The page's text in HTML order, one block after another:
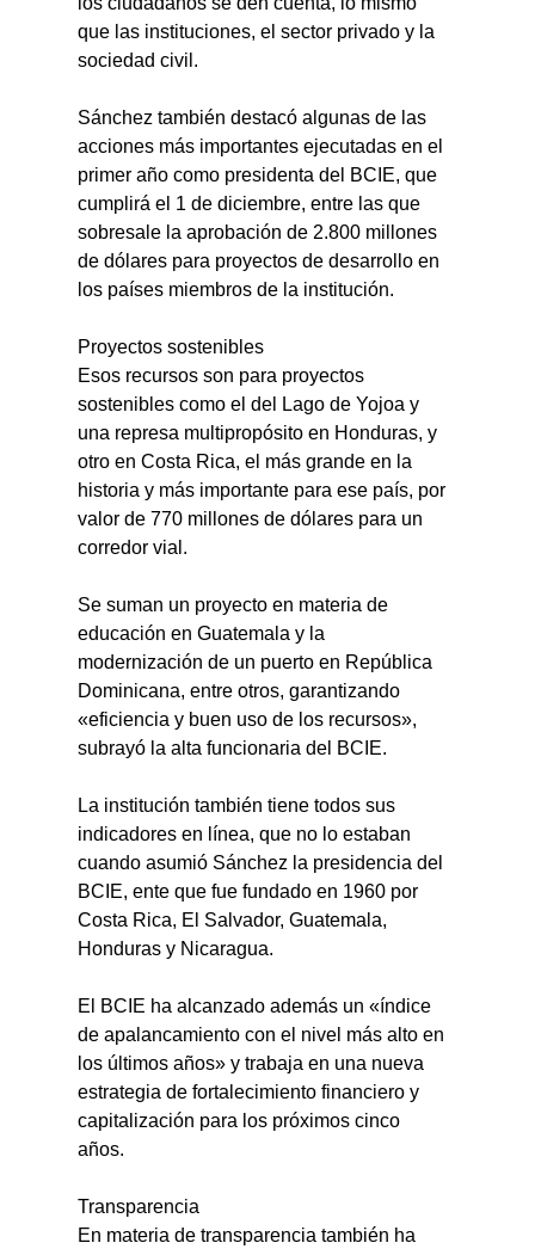
que las instituciones, el sector privado y la
sociedad civil.
Sánchez también destacó algunas de las
acciones más importantes ejecutadas en el
primer año como presidenta del BCIE, que
cumplirá el 1 de diciembre, entre las que
sobresale la aprobación de 2.800 millones
de dólares para proyectos de desarrollo en
los países miembros de la institución.
Proyectos sostenibles
Esos recursos son para proyectos
sostenibles como el del Lago de Yojoa y
una represa multipropósito en Honduras, y
otro en Costa Rica, el más grande en la
historia y más importante para ese país, por
valor de 770 millones de dólares para un
corredor vial.
Se suman un proyecto en materia de
educación en Guatemala y la
modernización de un puerto en República
Dominicana, entre otros, garantizando
«eficiencia y buen uso de los recursos»,
subrayó la alta funcionaria del BCIE.
La institución también tiene todos sus
indicadores en línea, que no lo estaban
cuando asumió Sánchez la presidencia del
BCIE, ente que fue fundado en 1960 por
Costa Rica, El Salvador, Guatemala,
Honduras y Nicaragua.
El BCIE ha alcanzado además un «índice
de apalancamiento con el nivel más alto en
los últimos años» y trabaja en una nueva
estrategia de fortalecimiento financiero y
capitalización para los próximos cinco
años.
Transparencia
En materia de transparencia también ha